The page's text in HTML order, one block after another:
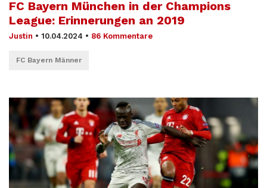
FC Bayern München in der Champions
League: Erinnerungen an 2019
Justin • 10.04.2024 • 86 Kommentare
FC Bayern Männer